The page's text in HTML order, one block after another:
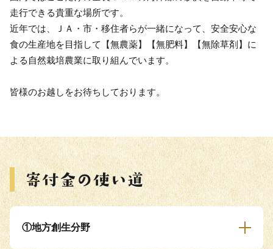
走行できる貴重な場所です。
近年では、ＪＡ・市・移住者らが一緒になって、安全安心な
食の生産地を目指して【無農薬】【無肥料】【無除草剤】に
よる自然栽培農業に取り組んでいます。
皆様のお越しをお待ちしております。
①地方創生分野